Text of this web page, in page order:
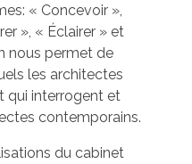
« Concevoir »,
», « Éclairer » et
nous permet de
les architectes
qui interrogent et
contemporains.
du cabinet